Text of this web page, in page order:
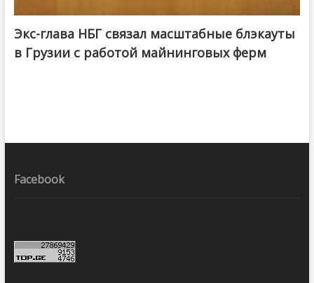
Экс-глава НБГ связал масштабные блэкауты
в Грузии с работой майнинговых ферм
Facebook